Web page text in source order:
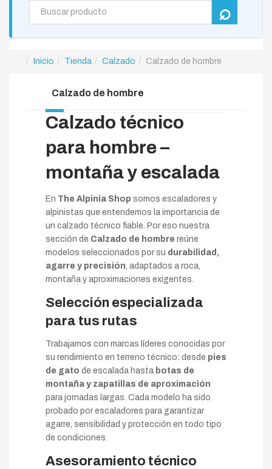
Inicio Tienda Calzado Calzado de hombre
Calzado de hombre
Calzado técnico
para hombre –
montaña y escalada
En The Alpinia Shop somos escaladores y
alpinistas que entendemos la importancia de
un calzado técnico fiable. Por eso nuestra
sección de Calzado de hombre reúne
modelos seleccionados por su durabilidad,
agarre y precisión, adaptados a roca,
montaña y aproximaciones exigentes.
Selección especializada
para tus rutas
Trabajamos con marcas líderes conocidas por
su rendimiento en terreno técnico: desde pies
de gato de escalada hasta botas de
montaña y zapatillas de aproximación
para jornadas largas. Cada modelo ha sido
probado por escaladores para garantizar
agarre, sensibilidad y protección en todo tipo
de condiciones.
Asesoramiento técnico